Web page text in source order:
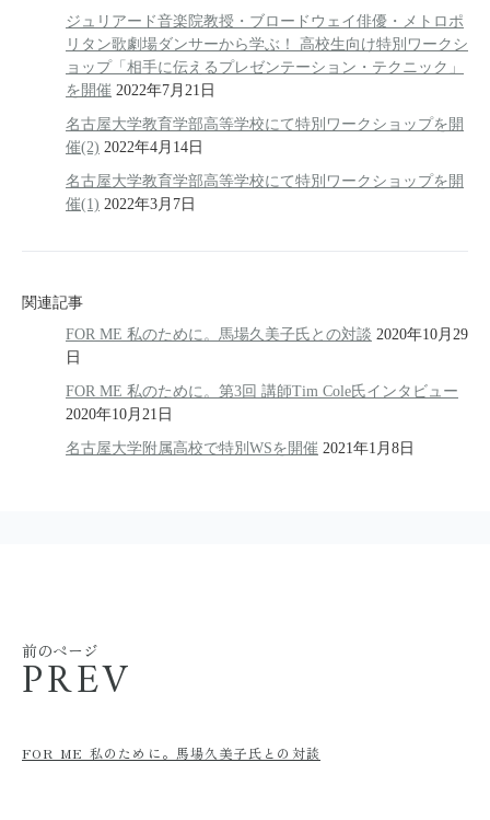
ジュリアード音楽院教授・ブロードウェイ俳優・メトロポ
リタン歌劇場ダンサーから学ぶ！ 高校生向け特別ワークシ
ョップ「相手に伝えるプレゼンテーション・テクニック」
を開催 2022年7月21日
名古屋大学教育学部高等学校にて特別ワークショップを開
催(2) 2022年4月14日
名古屋大学教育学部高等学校にて特別ワークショップを開
催(1) 2022年3月7日
関連記事
FOR ME 私のために。馬場久美子氏との対談 2020年10月29
日
FOR ME 私のために。第3回 講師Tim Cole氏インタビュー
2020年10月21日
名古屋大学附属高校で特別WSを開催 2021年1月8日
前のページ
PREV
FOR ME 私のために。馬場久美子氏との対談